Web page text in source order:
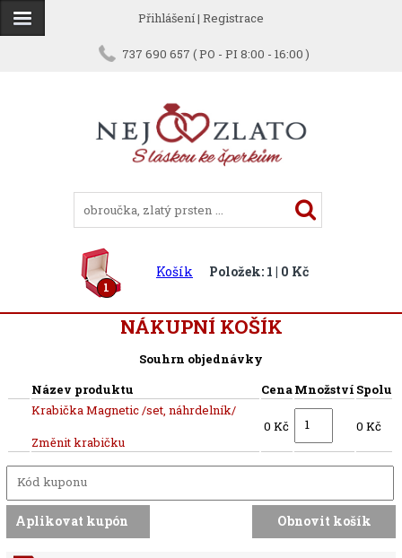
Přihlášení| Registrace
737 690 657 ( PO - PI 8:00 - 16:00 )
1
Košík Položek: 1 | 0 Kč
NÁKUPNÍ KOŠÍK
Souhrn objednávky
Název produktu
CenaMnožství Spolu
Krabička Magnetic /set, náhrdelník/
Změnit krabičku
0 Kč 0 Kč